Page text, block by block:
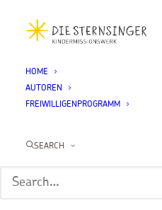
HOME
AUTOREN
FREIWILLIGENPROGRAMM
SEARCH